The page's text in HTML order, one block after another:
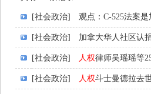
[社会政治] 观点：C-525法案
[社会政治] 加拿大华人社区认
[社会政治] 人权律师吴瑶瑶等
[社会政治] 人权斗士曼德拉去